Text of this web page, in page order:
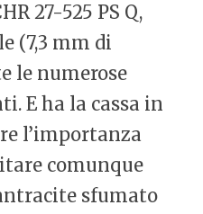
27-525 PS Q,
(7,3 mm di
le numerose
E ha la cassa in
l’importanza
comunque
sfumato